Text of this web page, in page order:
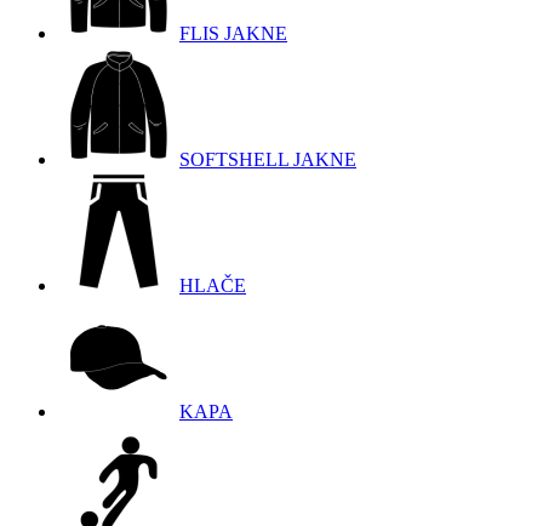
FLIS JAKNE
SOFTSHELL JAKNE
HLAČE
KAPA